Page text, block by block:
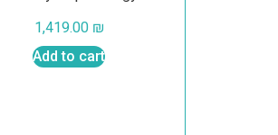
1,419.00 ₪
Add to cart